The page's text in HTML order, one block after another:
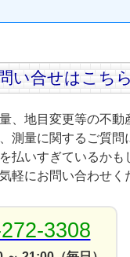
い合せはこちら
、地目変更等の不動
測量に関するご質問
払いすぎているかも
軽にお問い合わせく
3308